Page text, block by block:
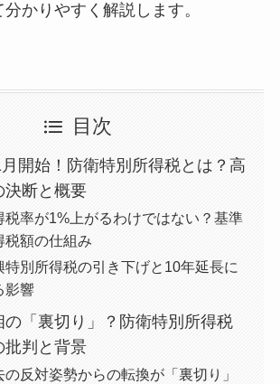
かりやすく解説します。
目次
開始！防衛特別所得税とは？高
決断と概要
税率が1%上がるわけではない？基準
税額の仕組み
特別所得税の引き下げと10年延長に
影響
の「裏切り」？防衛特別所得税
批判と背景
の反対姿勢からの転換が「裏切り」